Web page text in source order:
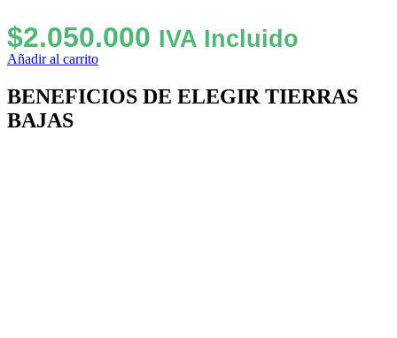
$2.050.000 IVA Incluido
Añadir al carrito
BENEFICIOS DE ELEGIR TIERRAS
BAJAS